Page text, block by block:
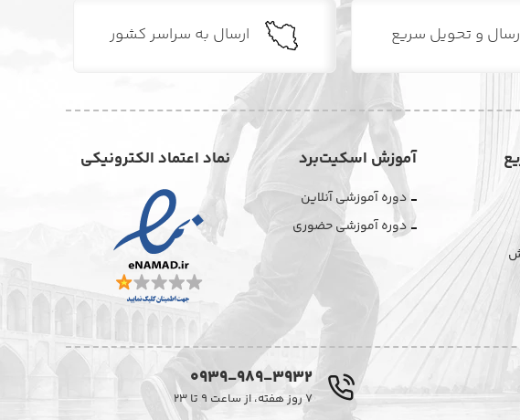
و تحویل سریع ارسال به سراسر کشور
آموزش اسکیت‌برد
دوره آموزشی آنلاین
دوره آموزشی حضوری
نماد اعتماد الکترونیکی
0939-989-3932
۷ روز هفته، از ساعت ۹ تا ۲۳